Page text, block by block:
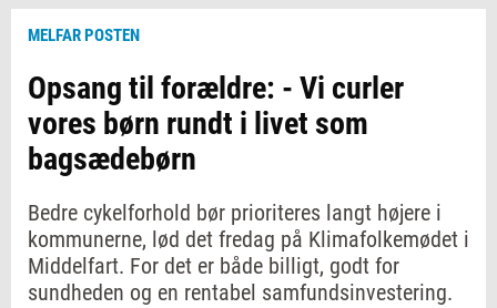
MELFAR POSTEN
Opsang til forældre: - Vi curler
vores børn rundt i livet som
bagsædebørn
Bedre cykelforhold bør prioriteres langt højere i
kommunerne, lød det fredag på Klimafolkemødet i
Middelfart. For det er både billigt, godt for
sundheden og en rentabel samfundsinvestering.